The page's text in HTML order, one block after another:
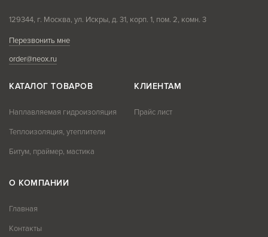
129344, г. Москва, ул. Искры, д. 31, корп. 1, пом. 2, комн. 3
Перезвонить мне
order@neox.ru
КАТАЛОГ ТОВАРОВ
Наплавляемая гидроизоляция
Теплоизоляция, утеплители
Битум, праймер, мастика
КЛИЕНТАМ
Прайс лист
О КОМПАНИИ
Главная
Контакты